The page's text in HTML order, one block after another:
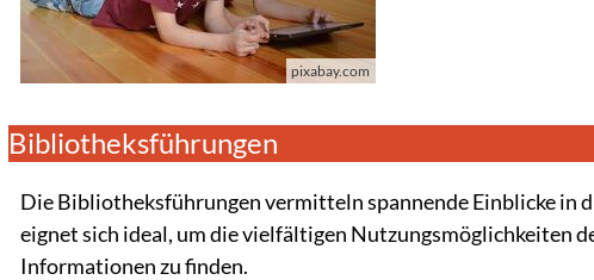
pixabay.com
Bibliotheksführungen
Die Bibliotheksführungen vermitteln spannende Einblicke in
eignet sich ideal, um die vielfältigen Nutzungsmöglichkeiten
Informationen zu finden.